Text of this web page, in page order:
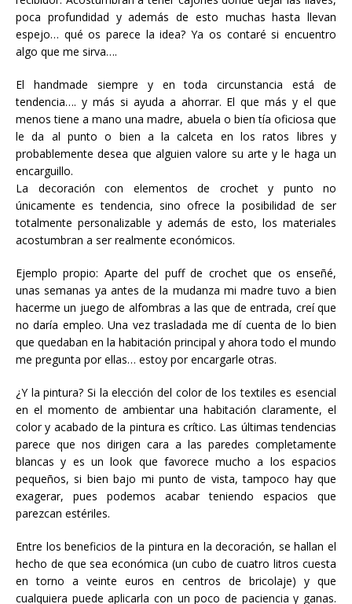
poca profundidad y además de esto muchas hasta llevan
espejo… qué os parece la idea? Ya os contaré si encuentro
algo que me sirva….
El handmade siempre y en toda circunstancia está de
tendencia…. y más si ayuda a ahorrar. El que más y el que
menos tiene a mano una madre, abuela o bien tía oficiosa que
le da al punto o bien a la calceta en los ratos libres y
probablemente desea que alguien valore su arte y le haga un
encarguillo.
La decoración con elementos de crochet y punto no
únicamente es tendencia, sino ofrece la posibilidad de ser
totalmente personalizable y además de esto, los materiales
acostumbran a ser realmente económicos.
Ejemplo propio: Aparte del puff de crochet que os enseñé,
unas semanas ya antes de la mudanza mi madre tuvo a bien
hacerme un juego de alfombras a las que de entrada, creí que
no daría empleo. Una vez trasladada me dí cuenta de lo bien
que quedaban en la habitación principal y ahora todo el mundo
me pregunta por ellas… estoy por encargarle otras.
¿Y la pintura? Si la elección del color de los textiles es esencial
en el momento de ambientar una habitación claramente, el
color y acabado de la pintura es crítico. Las últimas tendencias
parece que nos dirigen cara a las paredes completamente
blancas y es un look que favorece mucho a los espacios
pequeños, si bien bajo mi punto de vista, tampoco hay que
exagerar, pues podemos acabar teniendo espacios que
parezcan estériles.
Entre los beneficios de la pintura en la decoración, se hallan el
hecho de que sea económica (un cubo de cuatro litros cuesta
en torno a veinte euros en centros de bricolaje) y que
cualquiera puede aplicarla con un poco de paciencia y ganas.